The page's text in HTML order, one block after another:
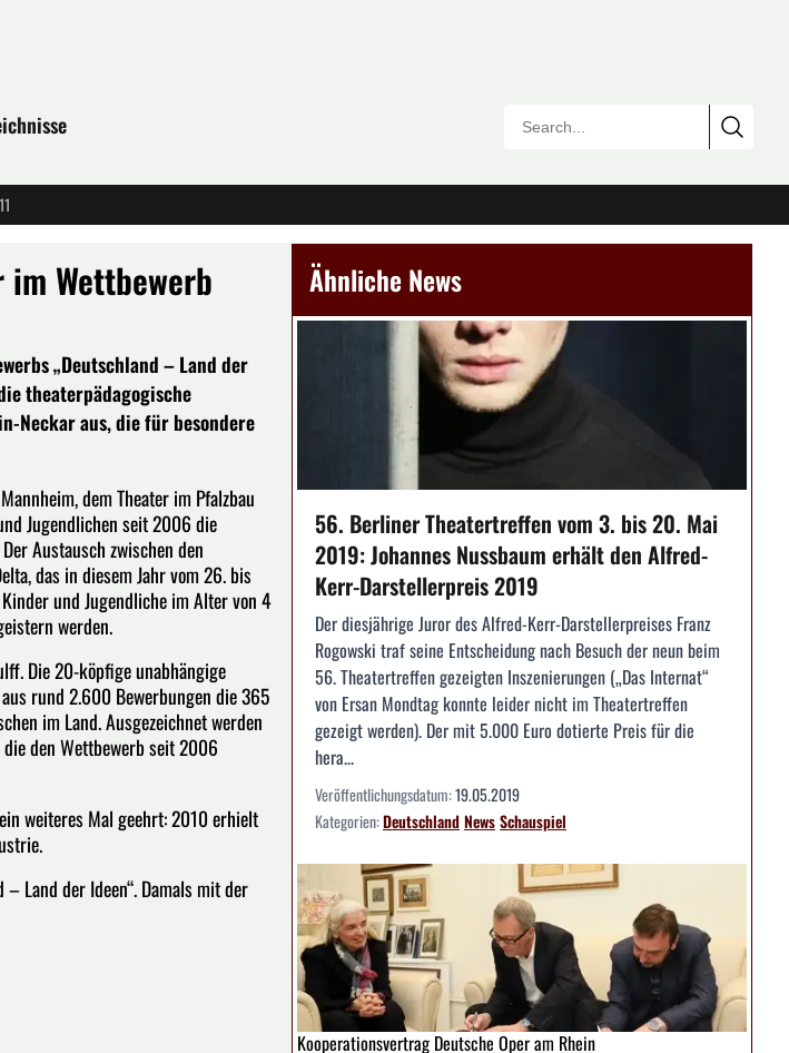
im Wettbewerb
„Deutschland – Land der
theaterpädagogische
Neckar aus, die für besondere
dem Theater im Pfalzbau
Jugendlichen seit 2006 die
Austausch zwischen den
das in diesem Jahr vom 26. bis
und Jugendliche im Alter von 4
werden.
Die 20-köpfige unabhängige
rund 2.600 Bewerbungen die 365
im Land. Ausgezeichnet werden
den Wettbewerb seit 2006
weiteres Mal geehrt: 2010 erhielt
Land der Ideen“. Damals mit der
Ähnliche News
56. Berliner Theatertreffen vom 3. bis 20. Mai
2019: Johannes Nussbaum erhält den Alfred-
Kerr-Darstellerpreis 2019
Der diesjährige Juror des Alfred-Kerr-Darstellerpreises Franz
Rogowski traf seine Entscheidung nach Besuch der neun beim
56. Theatertreffen gezeigten Inszenierungen („Das Internat“
von Ersan Mondtag konnte leider nicht im Theatertreffen
gezeigt werden). Der mit 5.000 Euro dotierte Preis für die
hera...
Veröffentlichungsdatum:19.05.2019
Kategorien:DeutschlandNewsSchauspiel
Kooperationsvertrag Deutsche Oper am Rhein